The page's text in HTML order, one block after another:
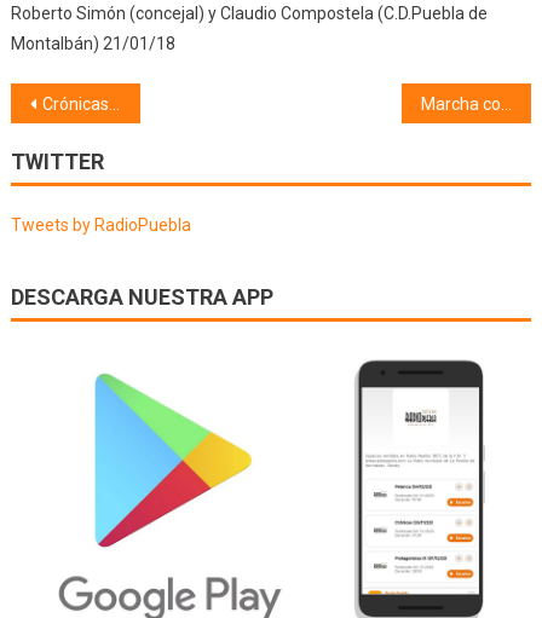
Roberto Simón (concejal) y Claudio Compostela (C.D.Puebla de
Montalbán) 21/01/18
Navegación
de
entradas
Crónicas (05/06/19)
TWITTER
Tweets by RadioPuebla
DESCARGA NUESTRA APP